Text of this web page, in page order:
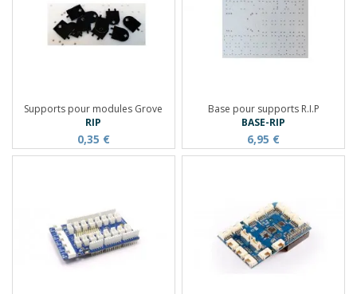
Supports pour modules Grove
RIP
0,35 €
Base pour supports R.I.P
BASE-RIP
6,95 €